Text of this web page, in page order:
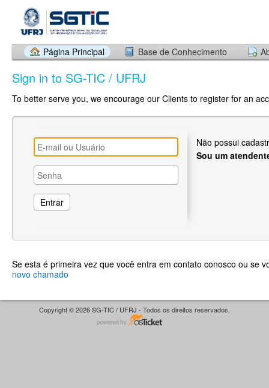
Página Principal Base de Conhecimento
Sign in to SG-TIC / UFRJ
To better serve you, we encourage our Clients to register for an
Não possui
Sou um
Se esta é primeira vez que você entra em contato conosco ou se
novo chamado
Copyright © 2026 SG-TIC / UFRJ - Todos os direitos reservados.